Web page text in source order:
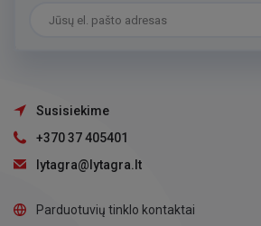
Susisiekime
+370 37 405401
lytagra@lytagra.lt
Parduotuvių tinklo kontaktai